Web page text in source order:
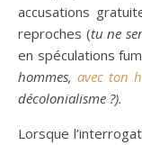
accusations
reproches (tu ne
en spéculations
hommes, avec ton
décolonialisme ?).
Lorsque